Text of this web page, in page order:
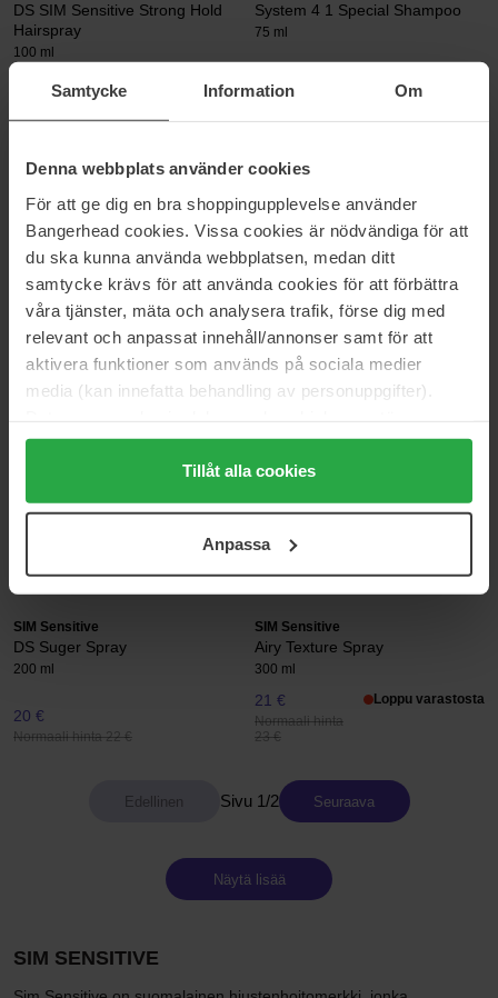
Samtycke Information Om
Denna webbplats använder cookies
För att ge dig en bra shoppingupplevelse använder
Bangerhead cookies. Vissa cookies är nödvändiga för att
du ska kunna använda webbplatsen, medan ditt
samtycke krävs för att använda cookies för att förbättra
våra tjänster, mäta och analysera trafik, förse dig med
relevant och anpassat innehåll/annonser samt för att
aktivera funktioner som används på sociala medier
media (kan innefatta behandling av personuppgifter).
Genom att trycka på "Tillåt alla cookies" accepterar du
alla cookies, medan du under "Detaljer" kan anpassa
användningen av cookies. Du kan när som helst återkalla
samt vår Integritetspolicy.
Tillåt alla cookies
Anpassa
DS SIM Sensitive Strong Hold
Hairspray
100 ml
Normaali hinta 14 €
System 4 1 Special Shampoo
75 ml
10 €
DS Blow Out Spray
20 €
Normaali hinta 22 €
Moisture Shampoo
49 €
68 €
Loppu varastosta
SIM Sensitive
System 4 O Oil Cure Scalp
Treatment
150 ml
SIM Sensitive
System 4 Bio Botanical Serum
24 €
500 ml
53 €
Loppu varastosta
SIM Sensitive
250 ml
Normaali hinta 23 €
SIM Sensitive
DS Suger Spray
200 ml
20 €
Normaali hinta 22 €
SIM Sensitive
Airy Texture Spray
300 ml
21 €
Normaali hinta
23 €
Loppu varastosta
Sivu 1/2 Seuraava
Näytä lisää
SIM SENSITIVE